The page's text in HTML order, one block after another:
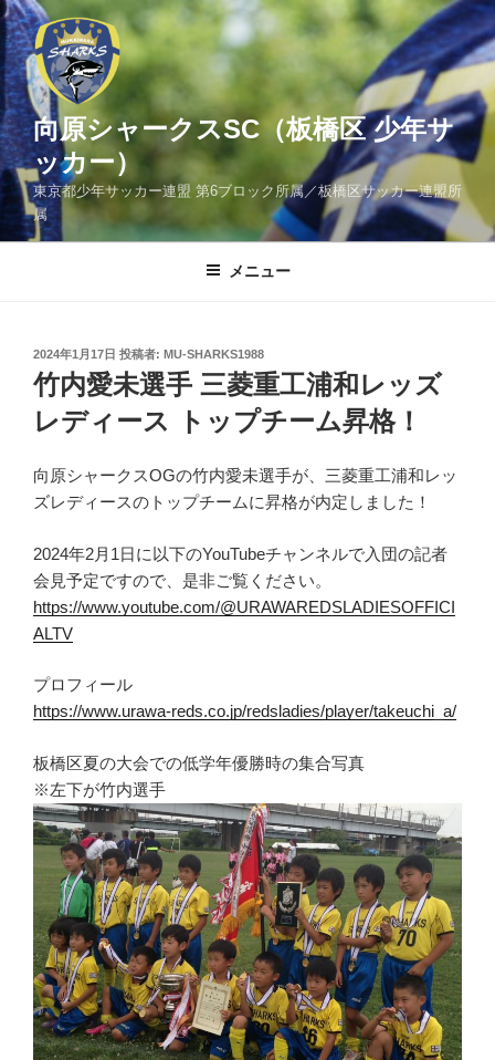
コ
ン
テ
ン
ツ
へ
ス
キ
向原シャークスSC（板橋区 少年サ
ッカー）
東京都少年サッカー連盟 第6ブロック所属／板橋区サッカー連盟所
属
メニュー
投
稿
日:
2024年1月17日 投稿者: MU-SHARKS1988
竹内愛未選手 三菱重工浦和レッズ
レディース トップチーム昇格！
向原シャークスOGの竹内愛未選手が、三菱重工浦和レッ
ズレディースのトップチームに昇格が内定しました！
2024年2月1日に以下のYouTubeチャンネルで入団の記者
会見予定ですので、是非ご覧ください。
https://www.youtube.com/@URAWAREDSLADIESOFFICI
ALTV
プロフィール
https://www.urawa-reds.co.jp/redsladies/player/takeuchi_a/
板橋区夏の大会での低学年優勝時の集合写真
※左下が竹内選手